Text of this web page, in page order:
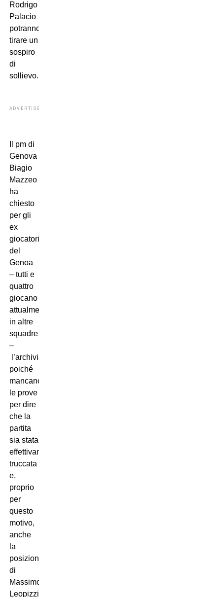
Rodrigo
Palacio
potranno
tirare un
sospiro
di
sollievo.
ADVERTISEMENT
Il pm di
Genova
Biagio
Mazzeo
ha
chiesto
per gli
ex
giocatori
del
Genoa
– tutti e
quattro
giocano
attualmente
in altre
squadre
–
l’archiviazione,
poiché
mancano
le prove
per dire
che la
partita
sia stata
effettivamente
truccata
e,
proprio
per
questo
motivo,
anche
la
posizione
di
Massimo
Leopizzi